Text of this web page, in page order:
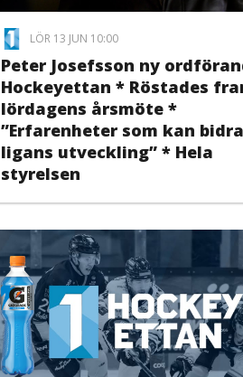
LÖR 13 JUN 10:00
Peter Josefsson ny
Hockeyettan * Röstades
lördagens årsmöte *
”Erfarenheter som kan
ligans utveckling” * Hela
styrelsen